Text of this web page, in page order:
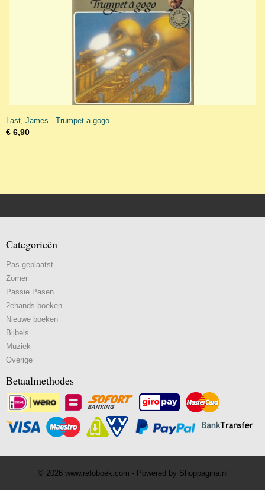
Last, James - Trumpet a gogo
€ 6,90
Categorieën
Pas geplaatst
Zomer
Passie Pasen
2ehands boeken
Nieuwe boeken
Bijbels
Muziek
Overige
Betaalmethodes
© 2026 www.refoboek.com - Powered by Shoppagina.nl